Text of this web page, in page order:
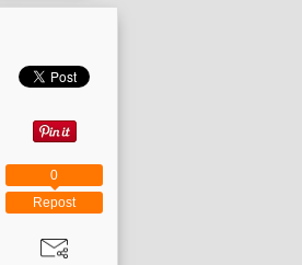
Repost
0